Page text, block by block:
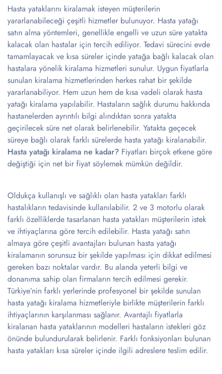
Hasta yataklarını kiralamak isteyen müşterilerin
yararlanabileceği çeşitli hizmetler bulunuyor. Hasta yatağı
satın alma yöntemleri, genellikle engelli ve uzun süre yatakta
kalacak olan hastalar için tercih ediliyor. Tedavi sürecini evde
tamamlayacak ve kısa süreler içinde yatağa bağlı kalacak olan
hastalara yönelik kiralama hizmetleri sunulur. Uygun fiyatlarla
sunulan kiralama hizmetlerinden herkes rahat bir şekilde
yararlanabiliyor. Hem uzun hem de kısa vadeli olarak hasta
yatağı kiralama yapılabilir. Hastaların sağlık durumu hakkında
hastanelerden ayrıntılı bilgi alındıktan sonra yatakta
geçirilecek süre net olarak belirlenebilir. Yatakta geçecek
süreye bağlı olarak farklı sürelerde hasta yatağı kiralanabilir.
Hasta yatağı kiralama ne kadar? Fiyatları birçok etkene göre
değiştiği için net bir fiyat söylemek mümkün değildir.
Oldukça kullanışlı ve sağlıklı olan hasta yatakları farklı
hastalıkların tedavisinde kullanılabilir. 2 ve 3 motorlu olarak
farklı özelliklerde tasarlanan hasta yatakları müşterilerin istek
ve ihtiyaçlarına göre tercih edilebilir. Hasta yatağı satın
almaya göre çeşitli avantajları bulunan hasta yatağı
kiralamanın sorunsuz bir şekilde yapılması için dikkat edilmesi
gereken bazı noktalar vardır. Bu alanda yeterli bilgi ve
donanıma sahip olan firmaların tercih edilmesi gerekir.
Türkiye’nin farklı yerlerinde profesyonel bir şekilde sunulan
hasta yatağı kiralama hizmetleriyle birlikte müşterilerin farklı
ihtiyaçlarının karşılanması sağlanır. Avantajlı fiyatlarla
kiralanan hasta yataklarının modelleri hastaların istekleri göz
önünde bulundurularak belirlenir. Farklı fonksiyonları bulunan
hasta yatakları kısa süreler içinde ilgili adreslere teslim edilir.